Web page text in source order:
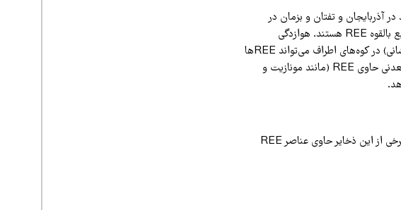
آذربایجان و تفتان و بزمان در
سیستان‌وبلوچستان با فعالیت‌های فومرولی و هیدروترمال و نفوذهای آذرین منابع بالقوه REE هستند. هوازدگی
طولانی‌مدت سنگ‌های حاوی REE (به‌عنوان مثال، گرانیت‌ها و سنگ‌های آتشفشانی) در کوه‌های اطراف می‌تواند REEها
را آزاد کند، که سپس به حوضه‌های بیابانی منتقل می‌شوند. اکتشاف برای مواد معدنی حاوی REE (مانند مونازیت و
ضمناً ایران سابقه استخراج فلزات دیگر (مانند مس، روی و اورانیوم) را دارد و برخی از این ذخایر حاوی عناصر REE